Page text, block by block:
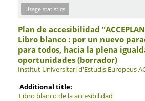
Usage statistics
Plan de accesibilidad
Libro blanco : por un nuevo
para todos, hacia la plena
oportunidades (borrador)
Institut Universitari d'Estudis Europeus
Additional title:
Libro blanco de la accesibilidad